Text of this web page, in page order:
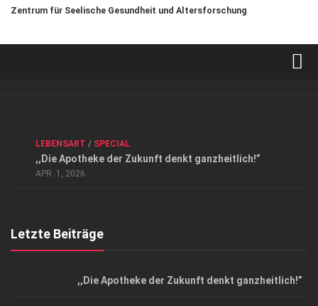
Zentrum für Seelische Gesundheit und Altersforschung
Datenschutzerklärung
Top Magazin Dresden / Ostsachsen
LEBENSART / SPECIAL
,,Die Apotheke der Zukunft denkt ganzheitlich!”
APR. 1, 2026
Letzte Beiträge
,,Die Apotheke der Zukunft denkt ganzheitlich!”